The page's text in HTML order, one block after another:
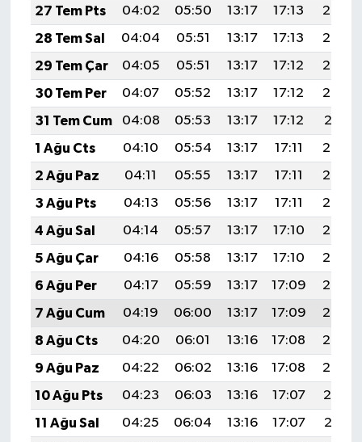
27 Tem Pts
04:02 05:50 13:17 17:13
20:35
28 Tem Sal
04:04 05:51 13:17 17:13
20:34
29 Tem Çar
04:05 05:51 13:17 17:12
20:33
30 Tem Per
04:07 05:52 13:17 17:12
20:32
31 Tem Cum
04:08 05:53 13:17 17:12
20:31
1 Ağu Cts
04:10 05:54 13:17 17:11
20:30
2 Ağu Paz
04:11 05:55 13:17 17:11
20:29
3 Ağu Pts
04:13 05:56 13:17 17:11
20:28
4 Ağu Sal
04:14 05:57 13:17 17:10
20:27
5 Ağu Çar
04:16 05:58 13:17 17:10
20:25
6 Ağu Per
04:17 05:59 13:17 17:09
20:24
7 Ağu Cum
04:19 06:00 13:17 17:09
20:23
8 Ağu Cts
04:20 06:01 13:16 17:08
20:22
9 Ağu Paz
04:22 06:02 13:16 17:08
20:20
10 Ağu Pts
04:23 06:03 13:16 17:07
20:19
11 Ağu Sal
04:25 06:04 13:16 17:07
20:18